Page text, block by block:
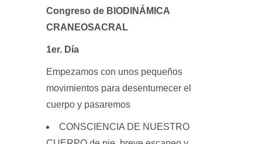
Congreso de BIODINÁMICA
CRANEOSACRAL
1er. Día
Empezamos con unos pequeños
movimientos para desentumecer el
cuerpo y pasaremos
CONSCIENCIA DE NUESTRO